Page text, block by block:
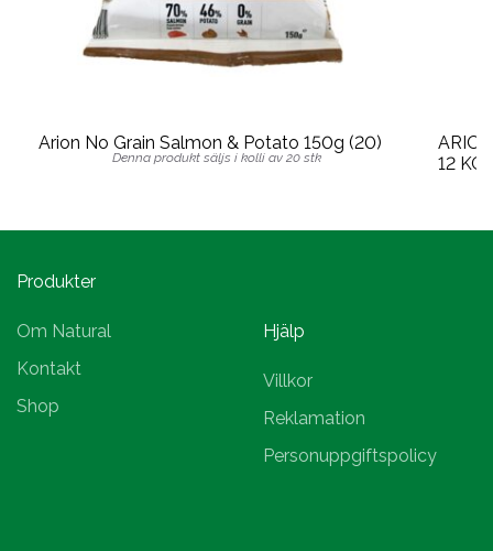
Arion No Grain Salmon & Potato 150g (20)
Denna produkt säljs i kolli av 20 stk
12 KG
Produkter
Om Natural
Kontakt
Shop
Hjälp
Villkor
Reklamation
Personuppgiftspolicy